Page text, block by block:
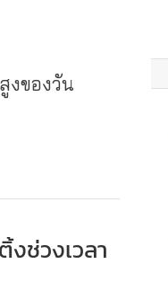
งของวัน
งช่วงเวลา